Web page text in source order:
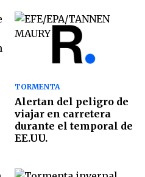
TORMENTA
Alertan del peligro de
viajar en carretera
durante el temporal de
EE.UU.